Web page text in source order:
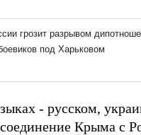
- русском,
Крыма с